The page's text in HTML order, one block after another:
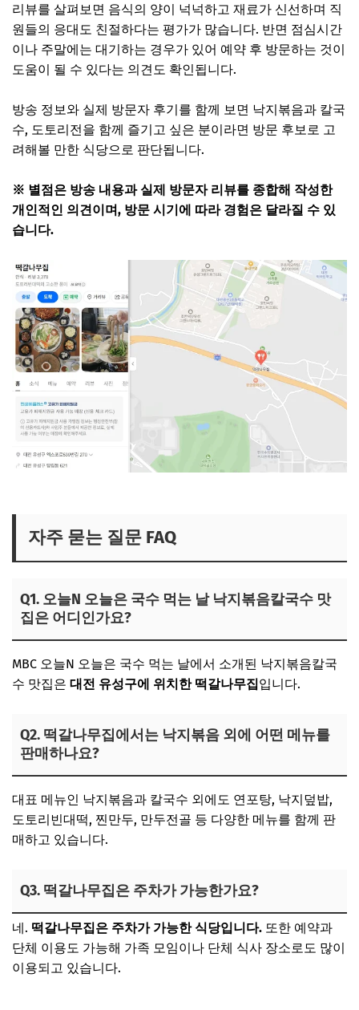
리뷰를 살펴보면 음식의 양이 넉넉하고 재료가 신선하며 직
원들의 응대도 친절하다는 평가가 많습니다. 반면 점심시간
이나 주말에는 대기하는 경우가 있어 예약 후 방문하는 것이
도움이 될 수 있다는 의견도 확인됩니다.
방송 정보와 실제 방문자 후기를 함께 보면 낙지볶음과 칼국
수, 도토리전을 함께 즐기고 싶은 분이라면 방문 후보로 고
려해볼 만한 식당으로 판단됩니다.
※ 별점은 방송 내용과 실제 방문자 리뷰를 종합해 작성한
개인적인 의견이며, 방문 시기에 따라 경험은 달라질 수 있
습니다.
자주 묻는 질문 FAQ
Q1. 오늘N 오늘은 국수 먹는 날 낙지볶음칼국수 맛
집은 어디인가요?
MBC 오늘N 오늘은 국수 먹는 날에서 소개된 낙지볶음칼국
수 맛집은 대전 유성구에 위치한 떡갈나무집입니다.
Q2. 떡갈나무집에서는 낙지볶음 외에 어떤 메뉴를
판매하나요?
대표 메뉴인 낙지볶음과 칼국수 외에도 연포탕, 낙지덮밥,
도토리빈대떡, 찐만두, 만두전골 등 다양한 메뉴를 함께 판
매하고 있습니다.
Q3. 떡갈나무집은 주차가 가능한가요?
네. 떡갈나무집은 주차가 가능한 식당입니다. 또한 예약과
단체 이용도 가능해 가족 모임이나 단체 식사 장소로도 많이
이용되고 있습니다.